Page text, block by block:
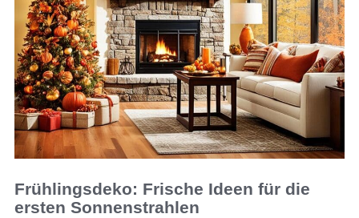
Frühlingsdeko: Frische Ideen für die
ersten Sonnenstrahlen